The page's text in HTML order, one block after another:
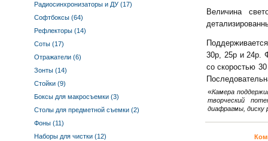
Радиосинхронизаторы и ДУ (17)
Софтбоксы (64)
Рефлекторы (14)
Соты (17)
Отражатели (6)
Зонты (14)
Стойки (9)
Боксы для макросъемки (3)
Столы для предметной съемки (2)
Фоны (11)
Наборы для чистки (12)
Величина
30р, 25р и 24р.
со скоростью
«Камера
творческий
диафрагмы, диску